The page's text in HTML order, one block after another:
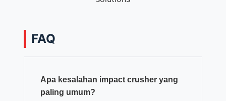
FAQ
Apa kesalahan impact crusher yang
paling umum?